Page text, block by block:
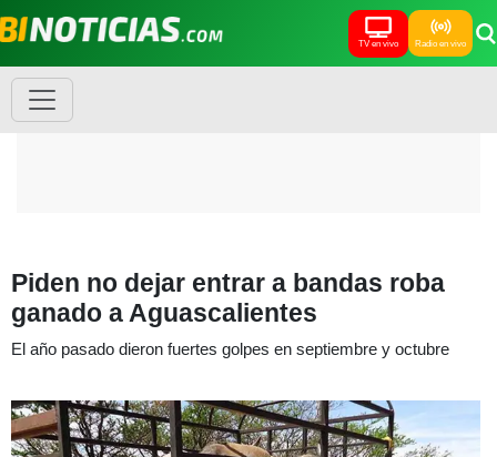
TV en vivo Radio en vivo
Piden no dejar entrar a bandas roba
ganado a Aguascalientes
El año pasado dieron fuertes golpes en septiembre y octubre